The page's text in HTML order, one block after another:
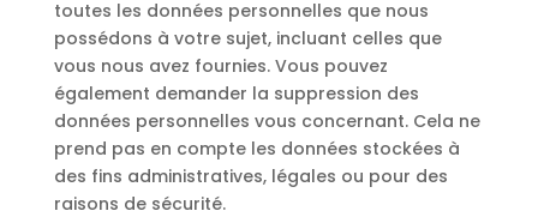
toutes les données personnelles que nous
possédons à votre sujet, incluant celles que
vous nous avez fournies. Vous pouvez
également demander la suppression des
données personnelles vous concernant. Cela ne
prend pas en compte les données stockées à
des fins administratives, légales ou pour des
raisons de sécurité.